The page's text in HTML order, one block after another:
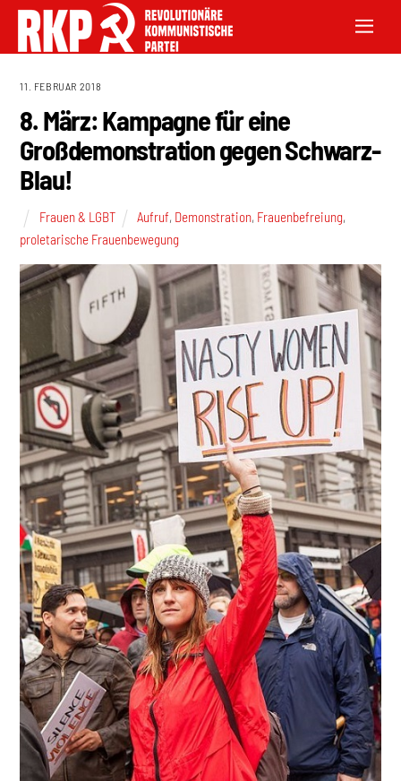
11. FEBRUAR 2018
8. März: Kampagne für eine
Großdemonstration gegen Schwarz-
Blau!
Frauen & LGBT Aufruf, Demonstration, Frauenbefreiung,
proletarische Frauenbewegung